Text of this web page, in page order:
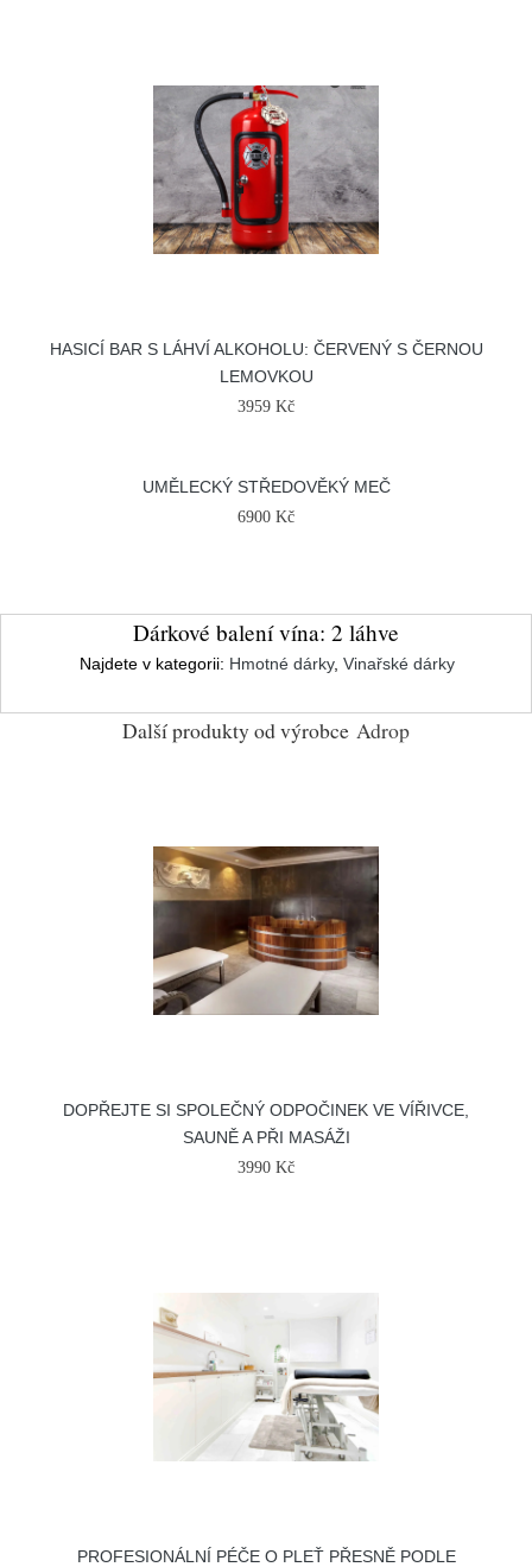
HASICÍ BAR S LÁHVÍ ALKOHOLU: ČERVENÝ S ČERNOU
LEMOVKOU
3959 Kč
UMĚLECKÝ STŘEDOVĚKÝ MEČ
6900 Kč
Dárkové balení vína: 2 láhve
Najdete v kategorii: Hmotné dárky, Vinařské dárky
Další produkty od výrobce Adrop
DOPŘEJTE SI SPOLEČNÝ ODPOČINEK VE VÍŘIVCE,
SAUNĚ A PŘI MASÁŽI
3990 Kč
PROFESIONÁLNÍ PÉČE O PLEŤ PŘESNĚ PODLE